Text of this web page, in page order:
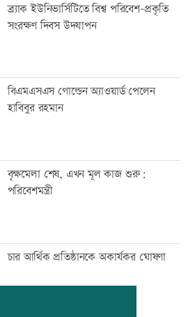
ব্র্যাক ইউনিভার্সিটিতে বিশ্ব পরিবেশ-প্রকৃতি
সংরক্ষণ দিবস উদযাপন
বিএমএসএস গোল্ডেন অ্যাওয়ার্ড পেলেন
হাবিবুর রহমান
বৃক্ষমেলা শেষ, এখন মূল কাজ শুরু:
পরিবেশমন্ত্রী
চার আর্থিক প্রতিষ্ঠানকে অকার্যকর ঘোষণা